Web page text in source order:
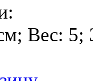
; Вес: 5;